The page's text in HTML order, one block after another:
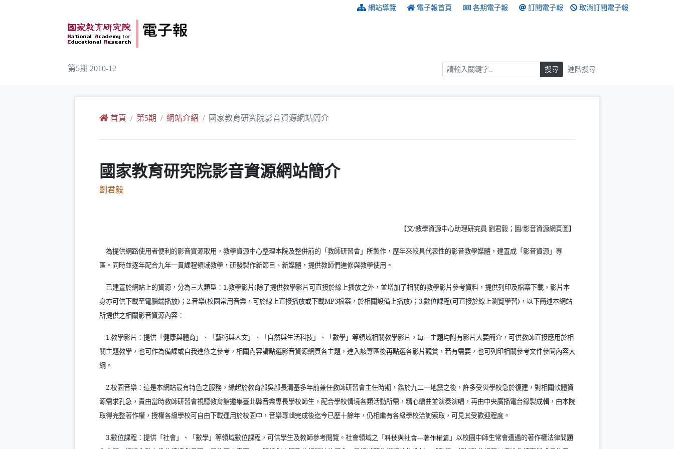
網站導覽 電子報首頁 各期電子報 訂閱電子報 取消訂閱電子報
第5期 2010-12 搜尋 搜尋 進階搜尋
首頁 第5期 網站介紹 國家教育研究院影音資源網站簡介
國家教育研究院影音資源網站簡介
劉君毅
【文/教學資源中心助理研究員 劉君毅；圖/影音資源網頁圖】
為提供網路使用者便利的影音資源取用，教學資源中心整理本院及整併前的「教師研習會」所製作，歷年來較具代表性的影音教學媒體，建置成「影音資源」專
區。同時並逐年配合九年一貫課程領域教學，研發製作新節目、新媒體，提供教師們進修與教學使用。
已建置於網站上的資源，分為三大類型： 1.教學影片(除了提供教學影片可直接於線上播放之外，並增加了相關的教學影片參考資料，提供列印及檔案下載，影片本
身亦可供下載至電腦端播放) ； 2.音樂(校園常用音樂，可於線上直接播放或下載MP3檔案，於相關設備上播放) ； 3.數位課程(可直接於線上瀏覽學習) ，以下簡述本網站
所提供之相關影音資源內容：
1.教學影片：提供「健康與體育」、「藝術與人文」、「自然與生活科技」、「數學」等領域相關教學影片，每一主題均附有影片大要簡介，可供教師直接應用於相
關主題教學，也可作為備課或自我進修之參考，相關內容請點選影音資源網頁各主題，進入該專區後再點選各影片觀賞，若有需要，也可列印相關參考文件參閱內容大
綱。
2.校園音樂：這是本網站最有特色之服務，緣起於教育部吳部長清基多年前兼任教師研習會主任時期，鑑於九二一地震之後，許多受災學校急於復建，對相關軟體資
源需求孔急，責由當時教師研習會視聽教育館邀集臺北縣音樂專長學校師生，配合學校情境各類活動所需，精心編曲並演奏演唱，再由中央廣播電台錄製成輯，由本院
取得完整著作權，授權各級學校可自由下載運用於校園中，音樂專輯完成後迄今已歷十餘年，仍相繼有各級學校洽詢索取，可見其受歡迎程度。
3.數位課程：提供「社會」、「數學」等領域數位課程，可供學生及教師參考閱覽。社會領域之「科技與社會---著作權篇 （另開新視窗）
」以校園中師生常會遭遇的著作權法律問題